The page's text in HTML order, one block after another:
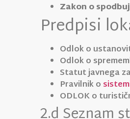
Zakon o
Predpisi
Odlok o
Odlok o
Statut javnega
Pravilnik o
ODLOK o